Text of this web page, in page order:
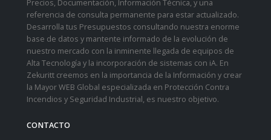
Precios, Documentación, Información Técnica, y una
referencia de consulta permanente para estar actualizado.
Desarrolla tus Presupuestos consultando nuestra enorme
base de datos y mantente informado de la evolución de
nuestro mercado con la inminente llegada de equipos de
Alta Tecnología y la incorporación de sistemas con iA. En
Zekuritt creemos en la importancia de la Información y crear
la Mayor WEB Global especializada en Protección Contra
Incendios y Seguridad Industrial, es nuestro objetivo.
CONTACTO